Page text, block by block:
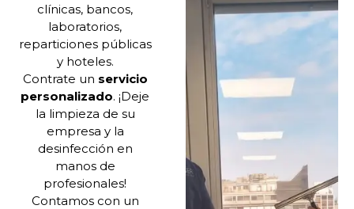
clínicas, bancos,
laboratorios,
reparticiones públicas
y hoteles.
Contrate un servicio
personalizado. ¡Deje
la limpieza de su
empresa y la
desinfección en
manos de
profesionales!
Contamos con un